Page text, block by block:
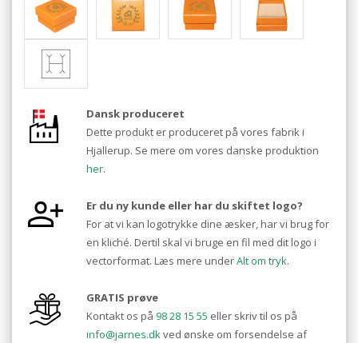
Dansk produceret
Dette produkt er produceret på vores fabrik i
Hjallerup. Se mere om vores danske produktion
her.
Er du ny kunde eller har du skiftet logo?
For at vi kan logotrykke dine æsker, har vi brug for
en kliché. Dertil skal vi bruge en fil med dit logo i
vectorformat. Læs mere underAlt om tryk.
GRATIS prøve
Kontakt os på 98 28 15 55 eller skriv til os på
info@jarnes.dk ved ønske om forsendelse af